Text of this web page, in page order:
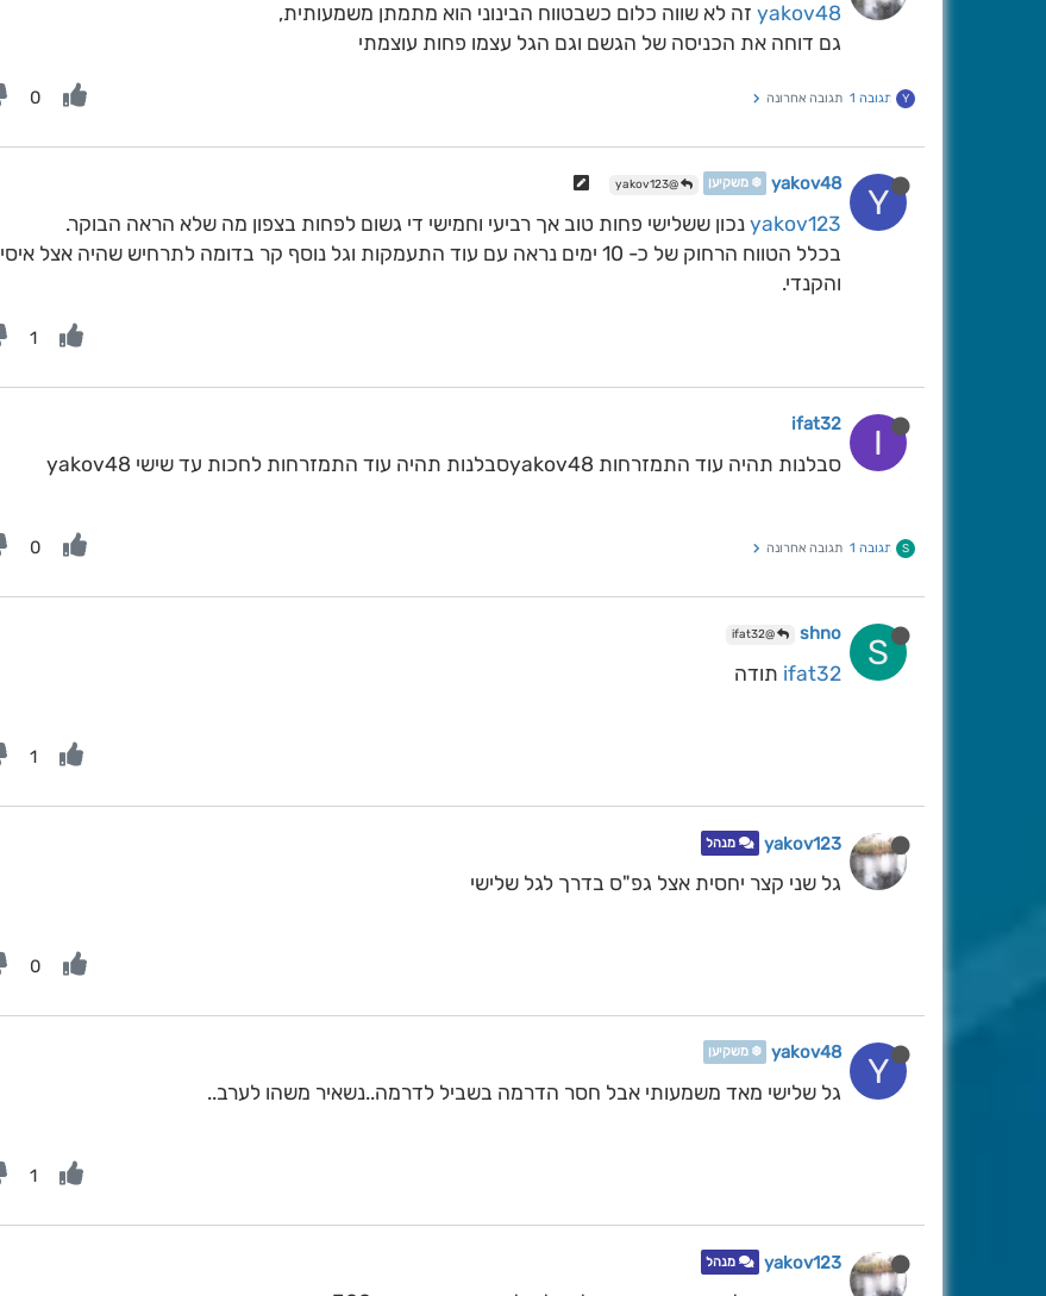
yakov48 זה לא שווה כלום כשבטווח הבינוני הוא מתמתן משמעותית,
גם דוחה את הכניסה של הגשם וגם הגל עצמו פחות עוצמתי
Y תגובה 1 תגובה אחרונה 0
Y
yakov48 ❄️ משקיען @yakov123
yakov123 נכון ששלישי פחות טוב אך רביעי וחמישי די גשום לפחות בצפון מה שלא הראה הבוקר.
בכלל הטווח הרחוק של כ- 10 ימים נראה עם עוד התעמקות וגל נוסף קר בדומה לתרחיש שהיה אצל איסי
והקנדי.
1
I
ifat32
סבלנות תהיה עוד התמזרחות yakov48סבלנות תהיה עוד התמזרחות לחכות עד שישי yakov48
S תגובה 1 תגובה אחרונה 0
S
shno
@ifat32
ifat32 תודה
1
yakov123 מנהל
גל שני קצר יחסית אצל גפ"ס בדרך לגל שלישי
0
Y
yakov48 ❄️ משקיען
גל שלישי מאד משמעותי אבל חסר הדרמה בשביל לדרמה..נשאיר משהו לערב..
1
yakov123 מנהל